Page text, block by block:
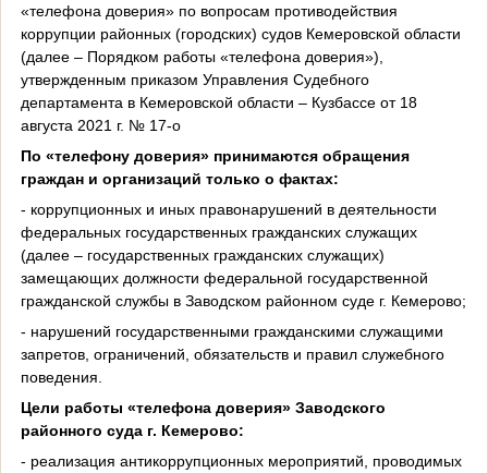
«телефона доверия» по вопросам противодействия
коррупции районных (городских) судов Кемеровской области
(далее – Порядком работы «телефона доверия»),
утвержденным приказом Управления Судебного
департамента в Кемеровской области – Кузбассе от 18
августа 2021 г. № 17-о
По «телефону доверия» принимаются обращения
граждан и организаций только о фактах:
- коррупционных и иных правонарушений в деятельности
федеральных государственных гражданских служащих
(далее – государственных гражданских служащих)
замещающих должности федеральной государственной
гражданской службы в Заводском районном суде г. Кемерово;
- нарушений государственными гражданскими служащими
запретов, ограничений, обязательств и правил служебного
поведения.
Цели работы «телефона доверия» Заводского
районного суда г. Кемерово:
- реализация антикоррупционных мероприятий, проводимых